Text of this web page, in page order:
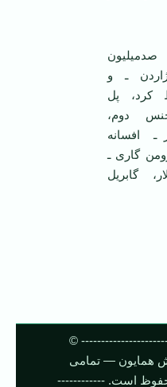
ـ و
کرد، پل
دوم،
ـ افسانه
گاری ـ
گابریل
همایون — تمامی
است. ------------